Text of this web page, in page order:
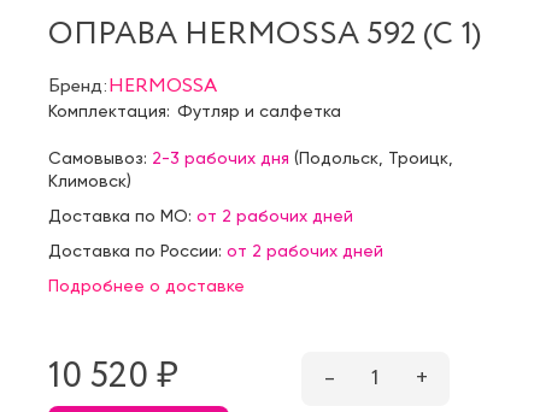
ОПРАВА HERMOSSA 592 (C 1)
Бренд:HERMOSSA
Комплектация: Футляр и салфетка
Самовывоз: 2-3 рабочих дня (Подольск Троицк
Климовск)
Доставка по МО: от 2 рабочих дней
Доставка по России: от 2 рабочих дней
Подробнее о доставке
10 520 ₷ – 1 +